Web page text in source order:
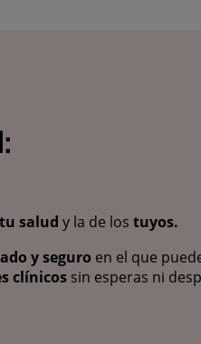
tu salud y la de los tuyos.
y seguro en el que
clínicos sin esperas ni